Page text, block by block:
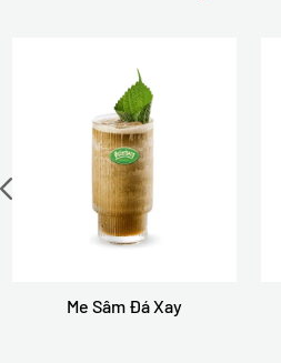
Me Sâm Đá Xay